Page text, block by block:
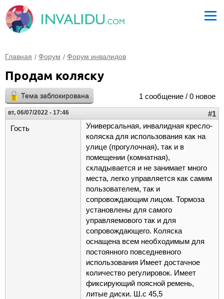
Главная Форум Форум инвалидов
Продам коляску
1 сообщение / 0 новое
Тема заблокирована
вт, 06/07/2022 - 17:46
#1
Гость
Универсальная, инвалидная кресло-
коляска для использования как на
улице (прогулочная), так и в
помещении (комнатная),
складывается и не занимает много
места, легко управляется как самим
пользователем, так и
сопровождающим лицом. Тормоза
установлены для самого
управляемового так и для
сопровождающего. Коляска
оснащена всем необходимым для
постоянного повседневного
использования Имеет достачное
количество регулировок. Имеет
фиксирующий поясной ремень,
литые диски. Ш.с 45,5